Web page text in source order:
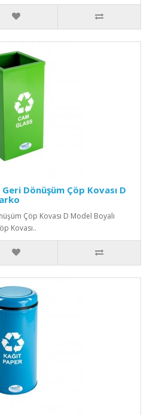
Dönüşüm Çöp Kovası D
Çöp Kovası D Model Boyalı
Kovası..